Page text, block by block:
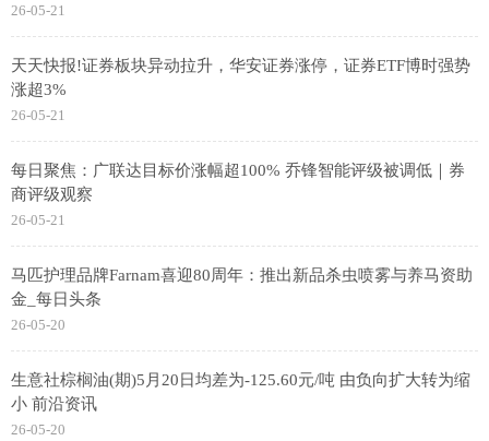
26-05-21
天天快报!证券板块异动拉升，华安证券涨停，证券ETF博时强势
涨超3%
26-05-21
每日聚焦：广联达目标价涨幅超100% 乔锋智能评级被调低｜券
商评级观察
26-05-21
马匹护理品牌Farnam喜迎80周年：推出新品杀虫喷雾与养马资助
金_每日头条
26-05-20
生意社棕榈油(期)5月20日均差为-125.60元/吨 由负向扩大转为缩
小 前沿资讯
26-05-20